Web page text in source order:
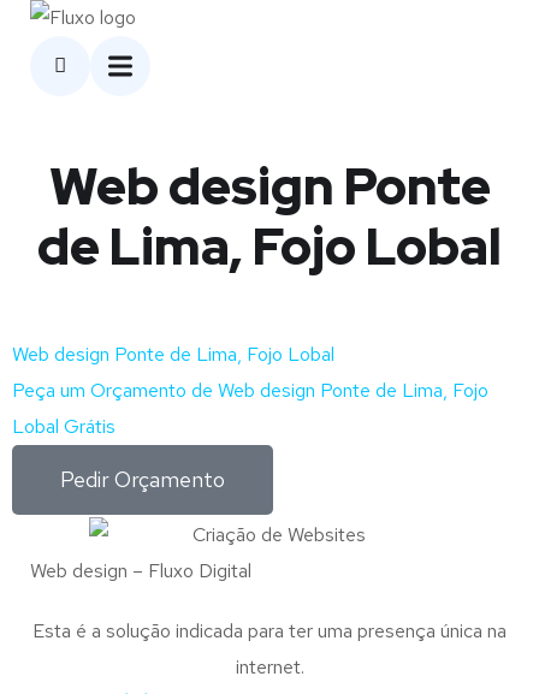
Web design Ponte
de Lima, Fojo Lobal
Web design Ponte de Lima, Fojo Lobal
Peça um Orçamento de Web design Ponte de Lima, Fojo
Lobal Grátis
Pedir Orçamento
Web design – Fluxo Digital
Esta é a solução indicada para ter uma presença única na
internet.